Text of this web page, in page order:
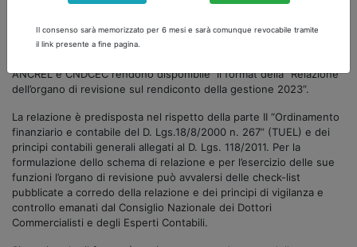
RENDICONTO DELLA GESTIONE 2023 E
DOCUMENTI ALLEGATI
ANCREL e CNDCEC rendono disponibile il format della “Relazione
dell’organo di revisione sul rendiconto della gestione 2023”.
La relazione è predisposta nel rispetto della parte II “Ordinamento
finanziario e contabile del D. Lgs.18/8/2000 n. 267” (TUEL) e dei
principi contabili generali allegati al D. Lgs. 118/2011. Per la
formulazione dello schema di relazione e per l’esercizio delle sue
funzioni l’organo di revisione può avvalersi delle check-list
pubblicate a corredo della relazione e dei principi di vigilanza e
controllo emanati dal Consiglio Nazionale dei Dottori
Commercialisti e degli Esperti Contabili.
Il consenso sarà memorizzato per 6 mesi e sarà comunque revocabile tramite
il link presente a fine pagina.